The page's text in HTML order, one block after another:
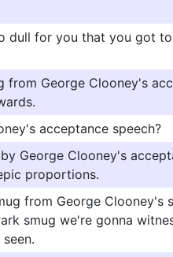
dull for you that you got
from George Clooney's
acceptance speech?
George Clooney's
proportions.
from George Clooney's
smug we're gonna